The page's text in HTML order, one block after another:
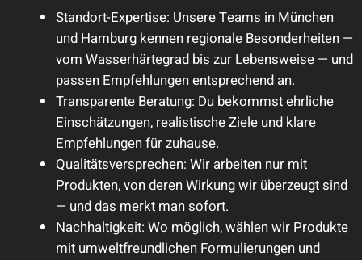
Standort-Expertise: Unsere Teams in München
und Hamburg kennen regionale Besonderheiten —
vom Wasserhärtegrad bis zur Lebensweise — und
passen Empfehlungen entsprechend an.
Transparente Beratung: Du bekommst ehrliche
Einschätzungen, realistische Ziele und klare
Empfehlungen für zuhause.
Qualitätsversprechen: Wir arbeiten nur mit
Produkten, von deren Wirkung wir überzeugt sind
— und das merkt man sofort.
Nachhaltigkeit: Wo möglich, wählen wir Produkte
mit umweltfreundlichen Formulierungen und